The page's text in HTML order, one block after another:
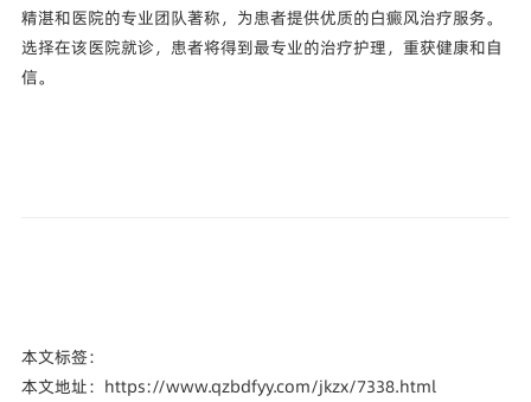
精湛和医院的专业团队著称，为患者提供优质的白癜风治疗服务。
选择在该医院就诊，患者将得到最专业的治疗护理，重获健康和自
信。
本文标签：
本文地址：https://www.qzbdfyy.com/jkzx/7338.html